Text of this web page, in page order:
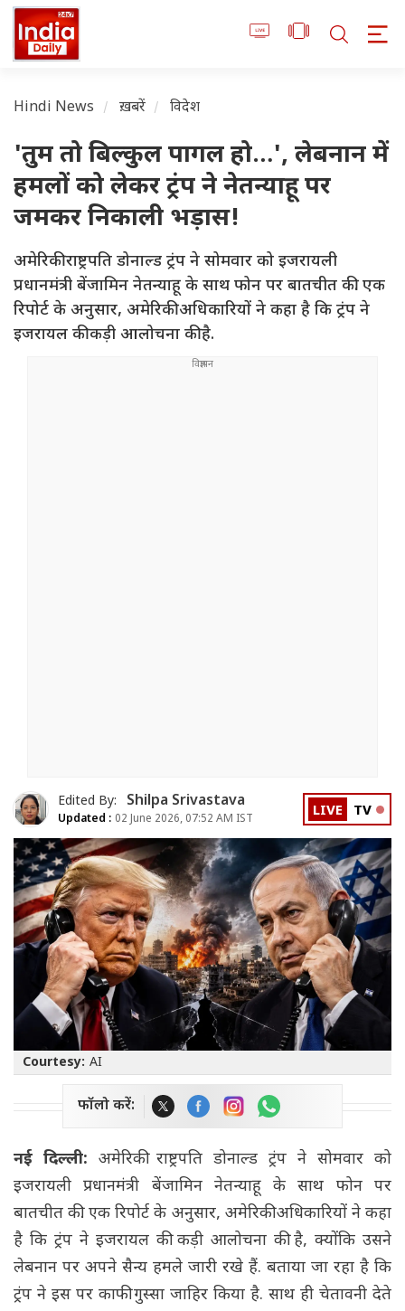
Hindi News ख़बरें विदेश
'तुम तो बिल्कुल पागल हो…', लेबनान में
हमलों को लेकर ट्रंप ने नेतन्याहू पर
जमकर निकाली भड़ास!
अमेरिकी राष्ट्रपति डोनाल्ड ट्रंप ने सोमवार को इजरायली
प्रधानमंत्री बेंजामिन नेतन्याहू के साथ फोन पर बातचीत की. एक
रिपोर्ट के अनुसार, अमेरिकी अधिकारियों ने कहा है कि ट्रंप ने
इजरायल की कड़ी आलोचना की है.
Edited By: Shilpa Srivastava
Updated : 02 June 2026, 07:52 AM IST LIVE TV
Courtesy: AI
फॉलो करें:
नई दिल्ली: अमेरिकी राष्ट्रपति डोनाल्ड ट्रंप ने सोमवार को
इजरायली प्रधानमंत्री बेंजामिन नेतन्याहू के साथ फोन पर
बातचीत की. एक रिपोर्ट के अनुसार, अमेरिकी अधिकारियों ने कहा
है कि ट्रंप ने इजरायल की कड़ी आलोचना की है, क्योंकि उसने
लेबनान पर अपने सैन्य हमले जारी रखे हैं. बताया जा रहा है कि
ट्रंप ने इस पर काफी गुस्सा जाहिर किया है. साथ ही चेतावनी देते